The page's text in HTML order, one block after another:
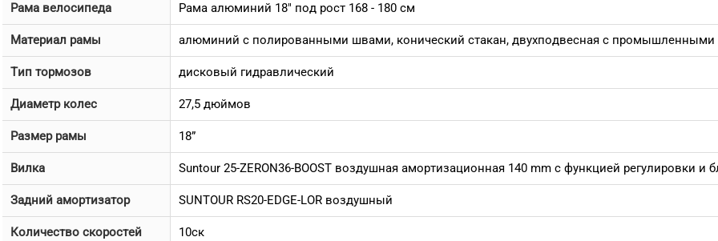
Рама велосипеда Рама алюминий 18" под рост 168 - 180 см
Материал рамы алюминий с полированными швами, конический стакан, двухподвесная с
Тип тормозов дисковый гидравлический
Диаметр колес 27,5 дюймов
Размер рамы 18”
Вилка Suntour 25-ZERON36-BOOST воздушная амортизационная 140 mm с функцией регулировки и
Задний амортизатор SUNTOUR RS20-EDGE-LOR воздушный
Количество скоростей 10ск